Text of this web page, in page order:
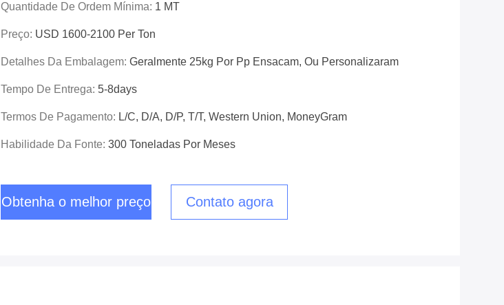
Quantidade De Ordem Mínima: 1 MT
Preço: USD 1600-2100 Per Ton
Detalhes Da Embalagem: Geralmente 25kg Por Pp Ensacam, Ou Personalizaram
Tempo De Entrega: 5-8days
Termos De Pagamento: L/C, D/A, D/P, T/T, Western Union, MoneyGram
Habilidade Da Fonte: 300 Toneladas Por Meses
Obtenha o melhor preço Contato agora